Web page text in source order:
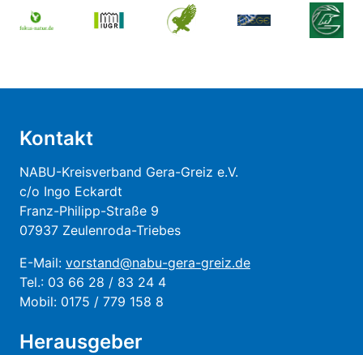
Kontakt
NABU-Kreisverband Gera-Greiz e.V.
c/o Ingo Eckardt
Franz-Philipp-Straße 9
07937 Zeulenroda-Triebes
E-Mail: vorstand@nabu-gera-greiz.de
Tel.: 03 66 28 / 83 24 4
Mobil: 0175 / 779 158 8
Herausgeber